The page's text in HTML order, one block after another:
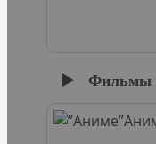
Фильмы